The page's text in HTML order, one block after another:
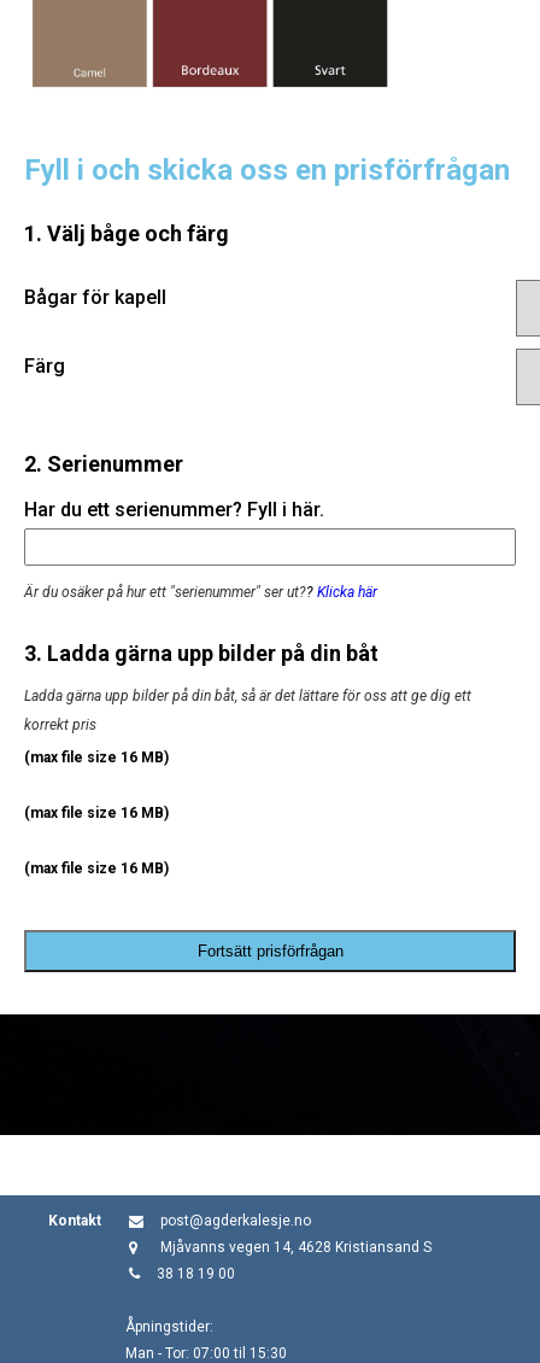
Fyll i och skicka oss en prisförfrågan
1. Välj båge och färg
Bågar för kapell
Färg
2. Serienummer
Har du ett serienummer? Fyll i här.
Är du osäker på hur ett "serienummer" ser ut?? Klicka här
3. Ladda gärna upp bilder på din båt
Ladda gärna upp bilder på din båt, så är det lättare för oss att ge dig ett
korrekt pris
(max file size 16 MB)
(max file size 16 MB)
(max file size 16 MB)
Fortsätt prisförfrågan
Kontakt
post@agderkalesje.no
Mjåvanns vegen 14, 4628 Kristiansand S
38 18 19 00
Åpningstider:
Man - Tor: 07:00 til 15:30